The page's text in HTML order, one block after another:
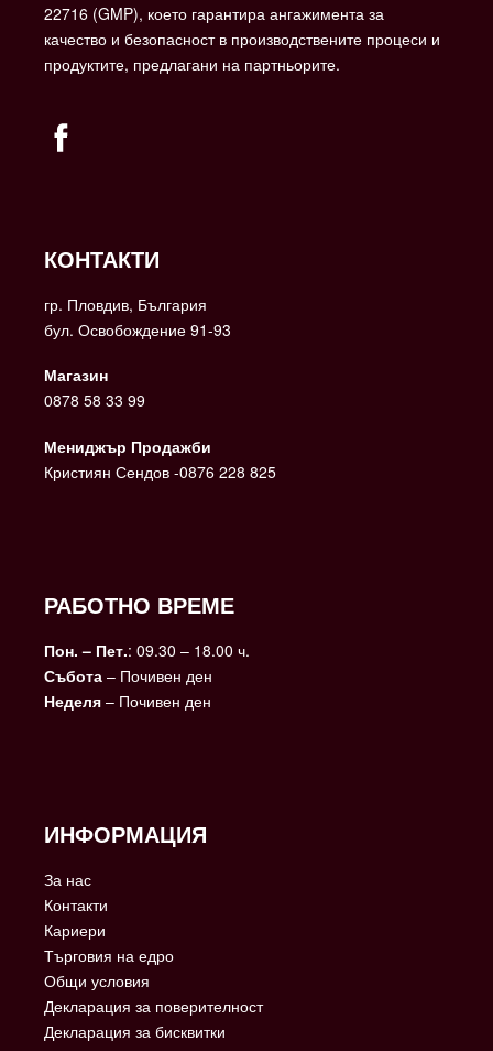
22716 (GMP), което гарантира ангажимента за
качество и безопасност в производствените процеси и
продуктите, предлагани на партньорите.
КОНТАКТИ
гр. Пловдив, България
бул. Освобождение 91-93
Магазин
0878 58 33 99
Мениджър Продажби
Кристиян Сендов -0876 228 825
РАБОТНО ВРЕМЕ
Пон. – Пет.: 09.30 – 18.00 ч.
Събота – Почивен ден
Неделя – Почивен ден
ИНФОРМАЦИЯ
За нас
Контакти
Кариери
Търговия на едро
Общи условия
Декларация за поверителност
Декларация за бисквитки